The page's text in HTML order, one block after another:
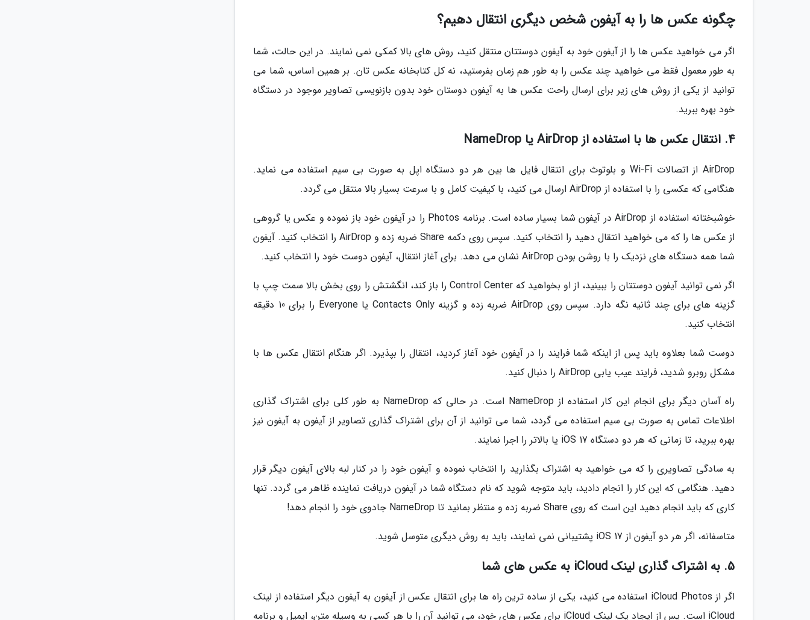
چگونه عکس ها را به آیفون شخص دیگری انتقال دهیم؟
اگر می خواهید عکس ها را از آیفون خود به آیفون دوستتان منتقل کنید، روش های بالا کمکی نمی نمایند. در این حالت، شما
به طور معمول فقط می خواهید چند عکس را به طور هم زمان بفرستید، نه کل کتابخانه عکس تان. بر همین اساس، شما می
توانید از یکی از روش های زیر برای ارسال راحت عکس ها به آیفون دوستان خود بدون بازنویسی تصاویر موجود در دستگاه
خود بهره ببرید.
4. انتقال عکس ها با استفاده از AirDrop یا NameDrop
AirDrop از اتصالات Wi-Fi و بلوتوث برای انتقال فایل ها بین هر دو دستگاه اپل به صورت بی سیم استفاده می نماید.
هنگامی که عکسی را با استفاده از AirDrop ارسال می کنید، با کیفیت کامل و با سرعت بسیار بالا منتقل می گردد.
خوشبختانه استفاده از AirDrop در آیفون شما بسیار ساده است. برنامه Photos را در آیفون خود باز نموده و عکس یا گروهی
از عکس ها را که می خواهید انتقال دهید را انتخاب کنید. سپس روی دکمه Share ضربه زده و AirDrop را انتخاب کنید. آیفون
شما همه دستگاه های نزدیک را با روشن بودن AirDrop نشان می دهد. برای آغاز انتقال، آیفون دوست خود را انتخاب کنید.
اگر نمی توانید آیفون دوستتان را ببینید، از او بخواهید که Control Center را باز کند، انگشتش را روی بخش بالا سمت چپ با
گزینه های برای چند ثانیه نگه دارد. سپس روی AirDrop ضربه زده و گزینه Contacts Only یا Everyone را برای 10 دقیقه
انتخاب کنید.
دوست شما بعلاوه باید پس از اینکه شما فرایند را در آیفون خود آغاز کردید، انتقال را بپذیرد. اگر هنگام انتقال عکس ها با
مشکل روبرو شدید، فرایند عیب یابی AirDrop را دنبال کنید.
راه آسان دیگر برای انجام این کار استفاده از NameDrop است. در حالی که NameDrop به طور کلی برای اشتراک گذاری
اطلاعات تماس به صورت بی سیم استفاده می گردد، شما می توانید از آن برای اشتراک گذاری تصاویر از آیفون به آیفون نیز
بهره ببرید، تا زمانی که هر دو دستگاه iOS 17 یا بالاتر را اجرا نمایند.
به سادگی تصاویری را که می خواهید به اشتراک بگذارید را انتخاب نموده و آیفون خود را در کنار لبه بالای آیفون دیگر قرار
دهید. هنگامی که این کار را انجام دادید، باید متوجه شوید که نام دستگاه شما در آیفون دریافت نماینده ظاهر می گردد. تنها
کاری که باید انجام دهید این است که روی Share ضربه زده و منتظر بمانید تا NameDrop جادوی خود را انجام دهد!
متاسفانه، اگر هر دو آیفون از iOS 17 پشتیبانی نمی نمایند، باید به روش دیگری متوسل شوید.
5. به اشتراک گذاری لینک iCloud به عکس های شما
اگر از iCloud Photos استفاده می کنید، یکی از ساده ترین راه ها برای انتقال عکس از آیفون به آیفون دیگر استفاده از لینک
iCloud است. پس از ایجاد یک لینک iCloud برای عکس های خود، می توانید آن را با هر کسی به وسیله متن، ایمیل و برنامه